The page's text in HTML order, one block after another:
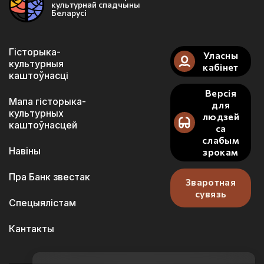
культурнай спадчыны
Беларусі
Гісторыка-
культурныя
каштоўнасці
Мапа гісторыка-
культурных
каштоўнасцей
Навіны
Пра Банк звестак
Спецыялістам
Кантакты
Уласны
кабінет
Версія
для
людзей
са
слабым
зрокам
Зваротная
сувязь